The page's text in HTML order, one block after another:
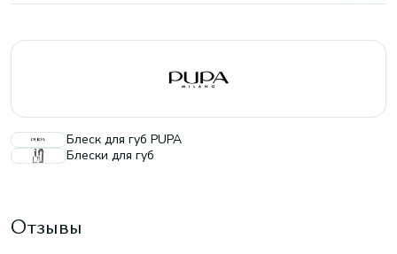
Блеск для губ PUPA
Блески для губ
Отзывы